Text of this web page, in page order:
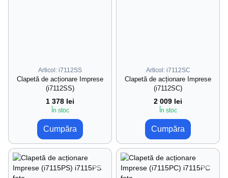
Articol: i7112SS
Clapetă de acționare Imprese
(i7112SS)
1 378 lei
În stoc
Cumpăra
Articol: i7112SC
Clapetă de acționare Imprese
(i7112SC)
2 009 lei
În stoc
Cumpăra